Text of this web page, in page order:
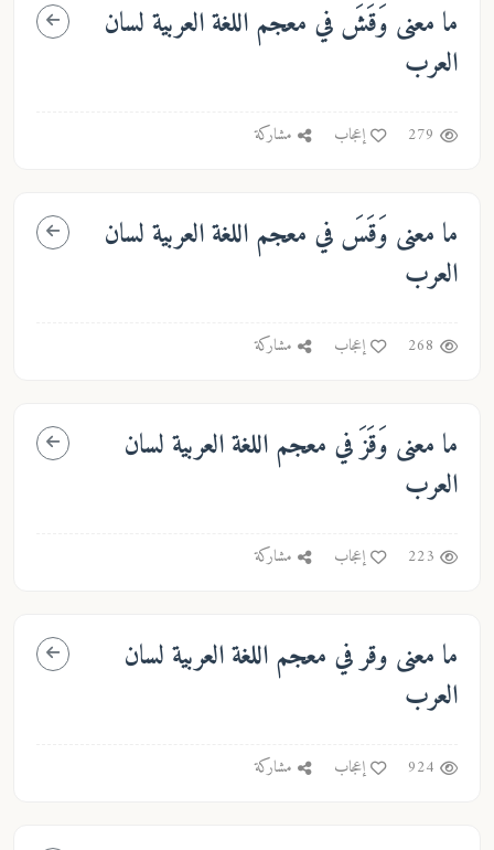
ما معنى وَقَشَفي معجم اللغة العربية لسان
العرب
279 إعجاب مشاركة
ما معنى وَقَسَفي معجم اللغة العربية لسان
العرب
268 إعجاب مشاركة
ما معنى وَقَزَفي معجم اللغة العربية لسان
العرب
223 إعجاب مشاركة
ما معنى وقرفي معجم اللغة العربية لسان
العرب
924 إعجاب مشاركة